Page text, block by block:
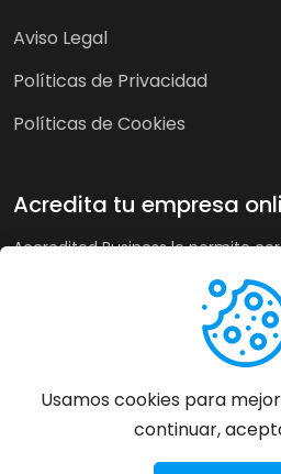
Aviso Legal
Políticas de Privacidad
Políticas de Cookies
Acredita tu empresa
Accredited Business le permite
calidad. A su vez, en tiendas
de sus clientes de forma
servicio a los clientes de forma
Más información
Usamos cookies para
continuar,